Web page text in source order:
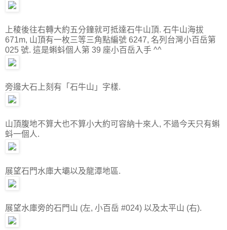
上稜後往右轉大約五分鐘就可抵達石牛山頂. 石牛山海拔
671m, 山頂有一枚三等三角點編號 6247, 名列台灣小百岳第
025 號. 這是蝌蚪個人第 39 座小百岳入手 ^^
旁邊大石上刻有「石牛山」字樣.
山頂腹地不算大也不算小大約可容納十來人, 不過今天只有蝌
蚪一個人.
展望石門水庫大壩以及龍潭地區.
展望水庫旁的石門山 (左, 小百岳 #024) 以及太平山 (右).